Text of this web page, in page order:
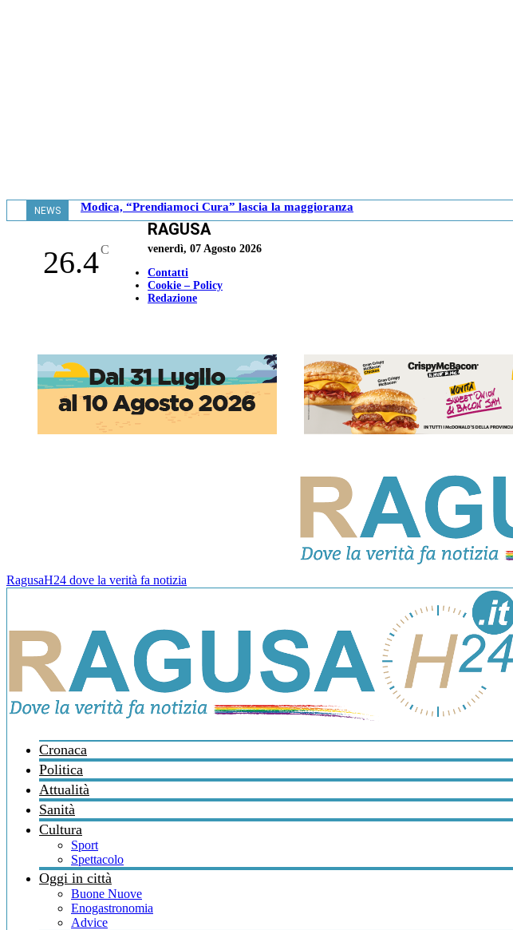
NEWS Modica, “Prendiamoci Cura” lascia la maggioranza
26.4C
RAGUSA
venerdì, 07 Agosto 2026
Contatti
Cookie – Policy
Redazione
RagusaH24 dove la verità fa notizia
Cronaca
Politica
Attualità
Sanità
Cultura
Sport
Spettacolo
Oggi in città
Buone Nuove
Enogastronomia
Advice